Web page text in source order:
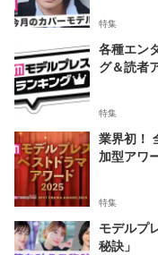
特集
各種エン
グ＆読者
特集
業界初！
加型アワ
特集
モデルプ
秘訣」